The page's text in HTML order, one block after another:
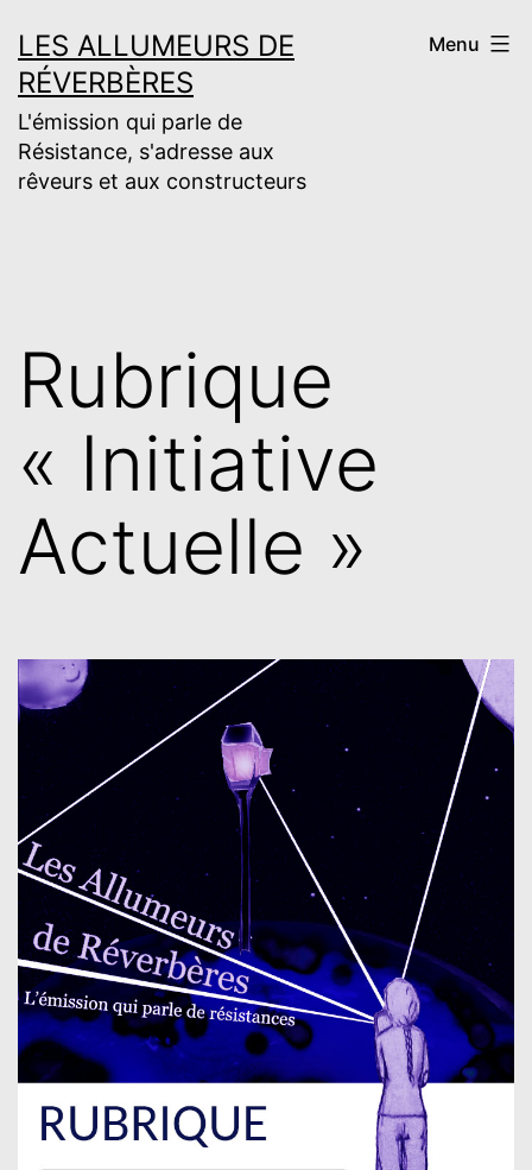
au
contenu
LES ALLUMEURS DE
RÉVERBÈRES
L'émission qui parle de
Résistance, s'adresse aux
rêveurs et aux constructeurs
Menu
Rubrique
« Initiative
Actuelle »